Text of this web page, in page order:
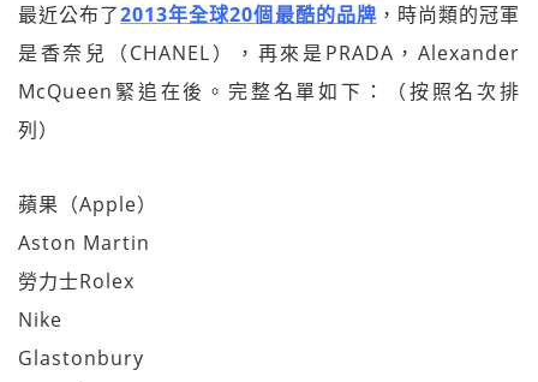
最近公布了2013年全球20個最酷的品牌 ，時尚類的冠軍
是香奈兒（CHANEL），再來是PRADA，Alexander
McQueen緊追在後。完整名單如下：（按照名次排
列）
蘋果（Apple）
Aston Martin
勞力士Rolex
Nike
Glastonbury